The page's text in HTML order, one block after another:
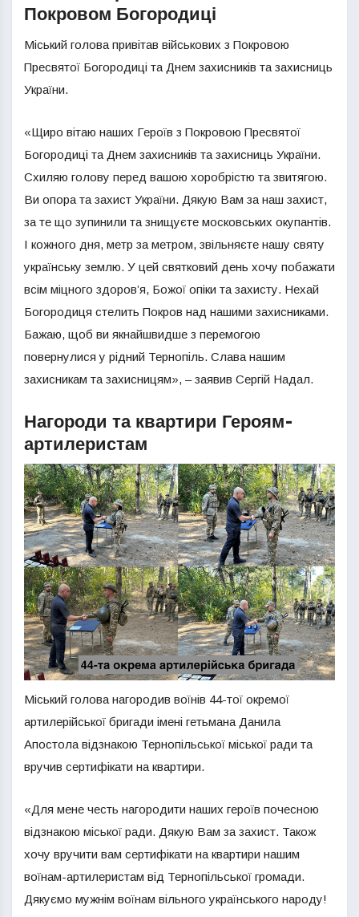
Покровом Богородиці
Міський голова привітав військових з Покровою
Пресвятої Богородиці та Днем захисників та захисниць
України.
«Щиро вітаю наших Героїв з Покровою Пресвятої
Богородиці та Днем захисників та захисниць України.
Схиляю голову перед вашою хоробрістю та звитягою.
Ви опора та захист України. Дякую Вам за наш захист,
за те що зупинили та знищуєте московських окупантів.
І кожного дня, метр за метром, звільняєте нашу святу
українську землю. У цей святковий день хочу побажати
всім міцного здоров’я, Божої опіки та захисту. Нехай
Богородиця стелить Покров над нашими захисниками.
Бажаю, щоб ви якнайшвидше з перемогою
повернулися у рідний Тернопіль. Слава нашим
захисникам та захисницям», – заявив Сергій Надал.
Нагороди та квартири Героям-
артилеристам
Міський голова нагородив воїнів 44-тої окремої
артилерійської бригади імені гетьмана Данила
Апостола відзнакою Тернопільської міської ради та
вручив сертифікати на квартири.
«Для мене честь нагородити наших героїв почесною
відзнакою міської ради. Дякую Вам за захист. Також
хочу вручити вам сертифікати на квартири нашим
воїнам-артилеристам від Тернопільської громади.
Дякуємо мужнім воїнам вільного українського народу!